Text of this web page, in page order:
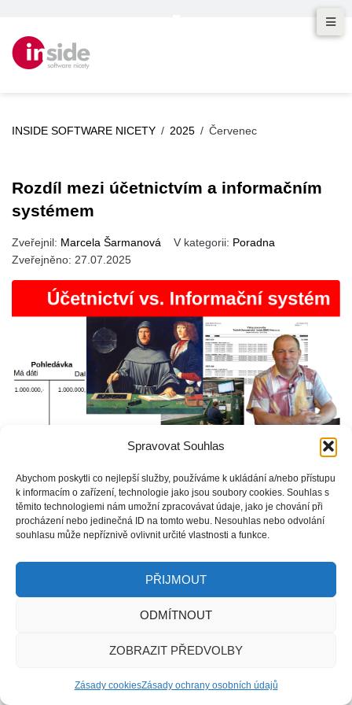
Spravovat Souhlas
Abychom poskytli co nejlepší služby, používáme k ukládání a/nebo přístupu
k informacím o zařízení, technologie jako jsou soubory cookies. Souhlas s
těmito technologiemi nám umožní zpracovávat údaje, jako je chování při
procházení nebo jedinečná ID na tomto webu. Nesouhlas nebo odvolání
souhlasu může nepříznivě ovlivnit určité vlastnosti a funkce.
PŘIJMOUT
ODMÍTNOUT
ZOBRAZIT PŘEDVOLBY
Zásady cookiesZásady ochrany osobních údajů
INSIDE SOFTWARE NICETY / 2025 / Červenec
Rozdíl mezi účetnictvím a informačním
systémem
Zveřejnil: Marcela Šarmanová V kategorii: Poradna
Zveřejněno: 27.07.2025
Mnoho lidí se často ptá, jaký je vlastně rozdíl mezi účetnictvím a
informačním systémem? Účetnictví je geniální vynález, ale má
jeden nedostatek... Více se dozvíte v článku.